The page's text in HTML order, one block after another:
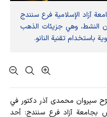
آزاد الإسلامية فرع سنندج
النشط، وهي جزيئات الذهب
باستخدام تقنية النانو.
صرّح سیروان محمدی آذر دكتور في
بجامعة آزاد فرع سنندج: أحد